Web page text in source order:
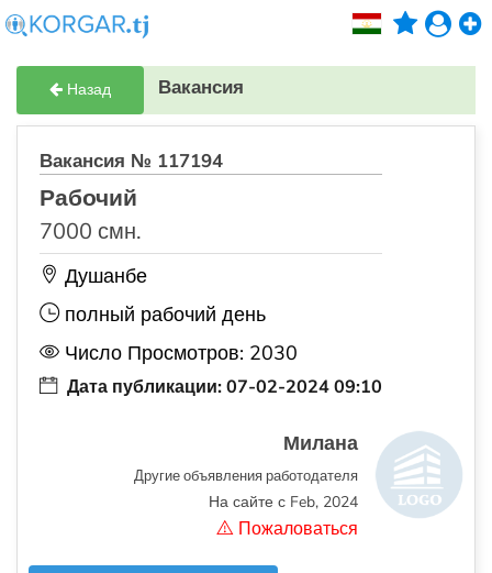
Назад Вакансия
Вакансия № 117194
Рабочий
7000 смн.
Душанбе
полный рабочий день
Число Просмотров: 2030
Дата публикации: 07-02-2024 09:10
Милана
Другие объявления работодателя
На сайте с Feb, 2024
Пожаловаться